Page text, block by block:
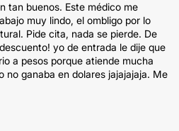
tan buenos. Este médico me
muy lindo, el ombligo por lo
Pide cita, nada se pierde. De
yo de entrada le dije que
a pesos porque atiende mucha
no ganaba en dolares jajajajaja. Me